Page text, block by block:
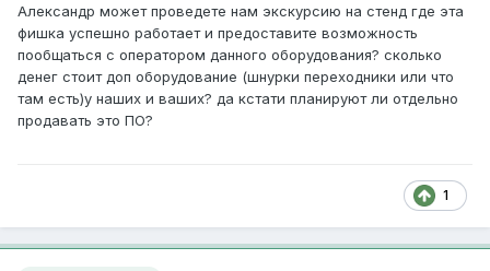
Александр может проведете нам экскурсию на стенд где эта
фишка успешно работает и предоставите возможность
пообщаться с оператором данного оборудования? сколько
денег стоит доп оборудование (шнурки переходники или что
там есть)у наших и ваших? да кстати планируют ли отдельно
продавать это ПО?
1